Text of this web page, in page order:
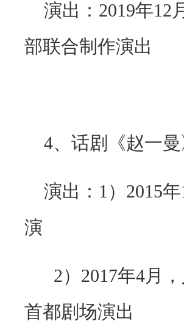
演出： 2019年12
部联合制作演出
4、话剧《赵一曼
演出： 1 ） 2015年
演
2） 2017年4月
首都剧场演出